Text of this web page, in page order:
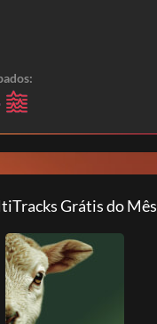
Grátis do Mês